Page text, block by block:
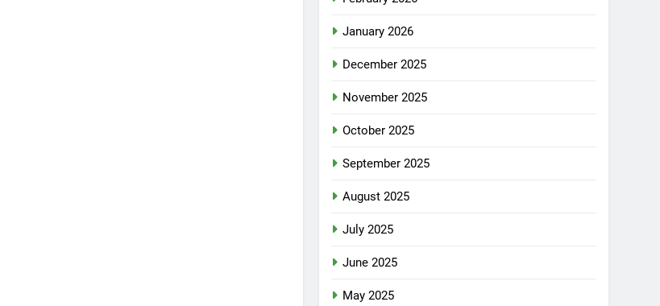
January 2026
December 2025
November 2025
October 2025
September 2025
August 2025
July 2025
June 2025
May 2025